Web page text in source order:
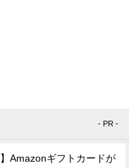
- PR -
Amazonギフトカードが